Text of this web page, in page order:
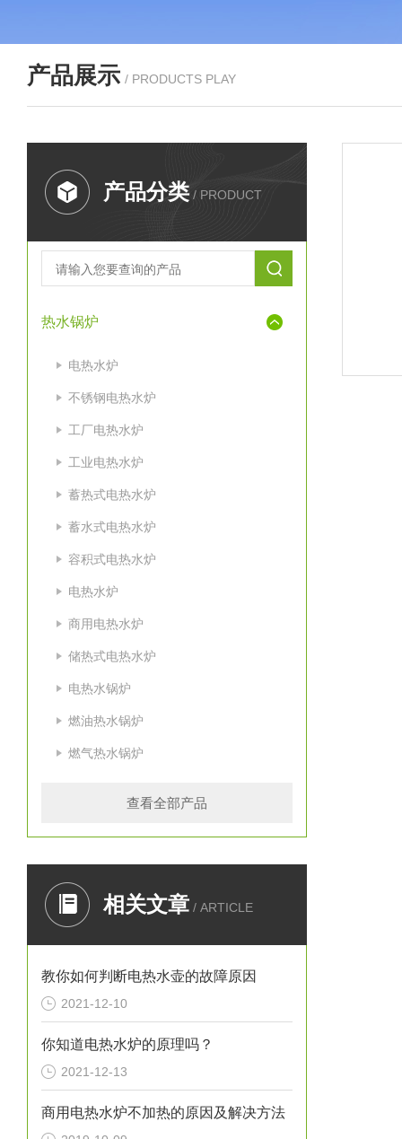
产品展示 / PRODUCTS PLAY
产品分类 / PRODUCT
热水锅炉
电热水炉
不锈钢电热水炉
工厂电热水炉
工业电热水炉
蓄热式电热水炉
蓄水式电热水炉
容积式电热水炉
电热水炉
商用电热水炉
储热式电热水炉
电热水锅炉
燃油热水锅炉
燃气热水锅炉
查看全部产品
相关文章 / ARTICLE
教你如何判断电热水壶的故障原因
2021-12-10
你知道电热水炉的原理吗？
2021-12-13
商用电热水炉不加热的原因及解决方法